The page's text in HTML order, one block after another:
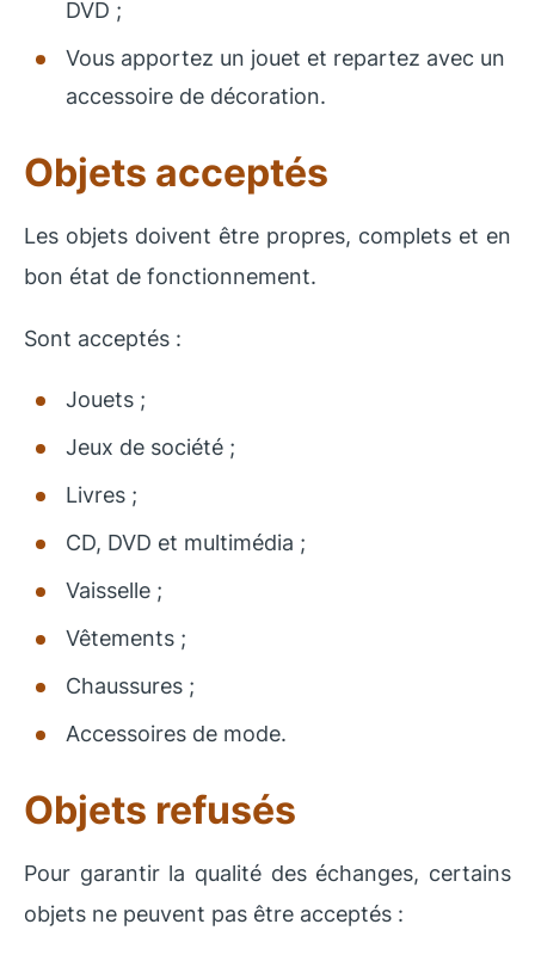
DVD ;
Vous apportez un jouet et repartez avec un
accessoire de décoration.
Objets acceptés
Les objets doivent être propres, complets et en
bon état de fonctionnement.
Sont acceptés :
Jouets ;
Jeux de société ;
Livres ;
CD, DVD et multimédia ;
Vaisselle ;
Vêtements ;
Chaussures ;
Accessoires de mode.
Objets refusés
Pour garantir la qualité des échanges, certains
objets ne peuvent pas être acceptés :